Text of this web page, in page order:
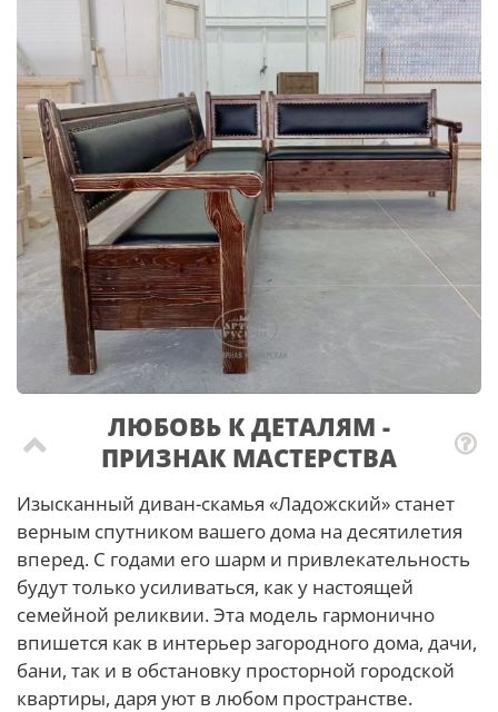
ЛЮБОВЬ К ДЕТАЛЯМ -
ПРИЗНАК МАСТЕРCТВА
Изысканный диван-скамья «Ладожский» станет
верным спутником вашего дома на десятилетия
вперед. С годами его шарм и привлекательность
будут только усиливаться, как у настоящей
семейной реликвии. Эта модель гармонично
впишется как в интерьер загородного дома, дачи,
бани, так и в обстановку просторной городской
квартиры, даря уют в любом пространстве.